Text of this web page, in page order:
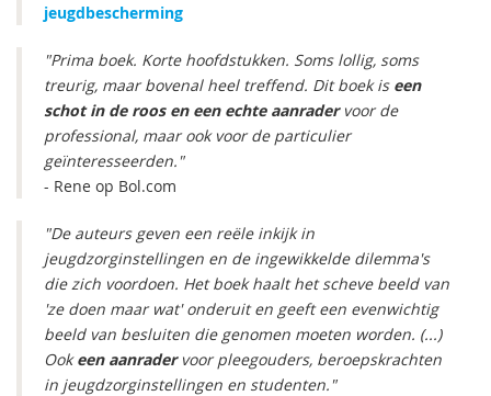
jeugdbescherming
"Prima boek. Korte hoofdstukken. Soms lollig, soms
treurig, maar bovenal heel treffend. Dit boek is een
schot in de roos en een echte aanradervoor de
professional, maar ook voor de particulier
geïnteresseerden."
- Rene op Bol.com
"De auteurs geven een reële inkijk in
jeugdzorginstellingen en de ingewikkelde dilemma's
die zich voordoen. Het boek haalt het scheve beeld van
'ze doen maar wat' onderuit en geeft een evenwichtig
beeld van besluiten die genomen moeten worden. (...)
Ookeen aanradervoor pleegouders, beroepskrachten
in jeugdzorginstellingen en studenten."